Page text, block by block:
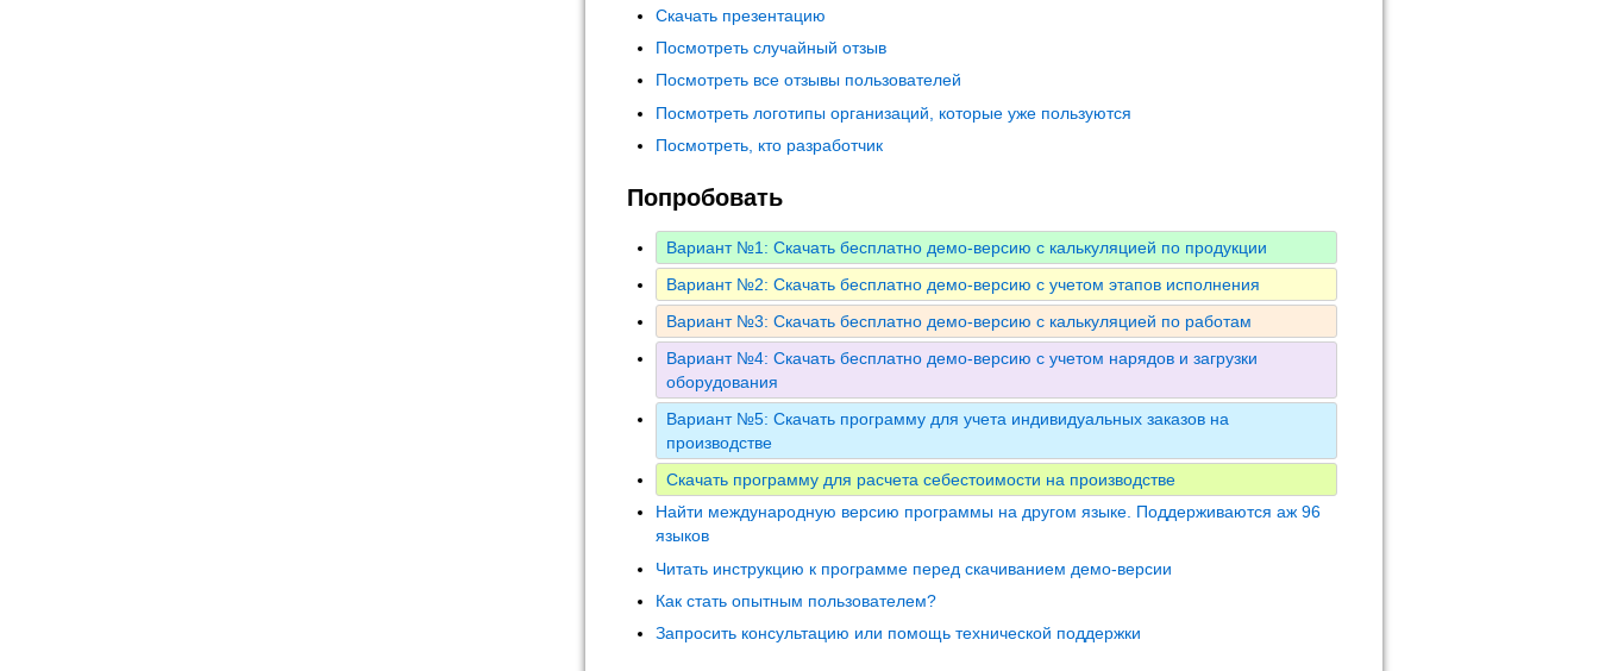
Скачать презентацию
Посмотреть случайный отзыв
Посмотреть все отзывы пользователей
Посмотреть логотипы организаций, которые уже пользуются
Посмотреть, кто разработчик
Попробовать
Вариант №1: Скачать бесплатно демо-версию с калькуляцией по продукции
Вариант №2: Скачать бесплатно демо-версию с учетом этапов исполнения
Вариант №3: Скачать бесплатно демо-версию с калькуляцией по работам
Вариант №4: Скачать бесплатно демо-версию с учетом нарядов и загрузки
оборудования
Вариант №5: Скачать программу для учета индивидуальных заказов на
производстве
Скачать программу для расчета себестоимости на производстве
Найти международную версию программы на другом языке. Поддерживаются аж 96
языков
Читать инструкцию к программе перед скачиванием демо-версии
Как стать опытным пользователем?
Запросить консультацию или помощь технической поддержки